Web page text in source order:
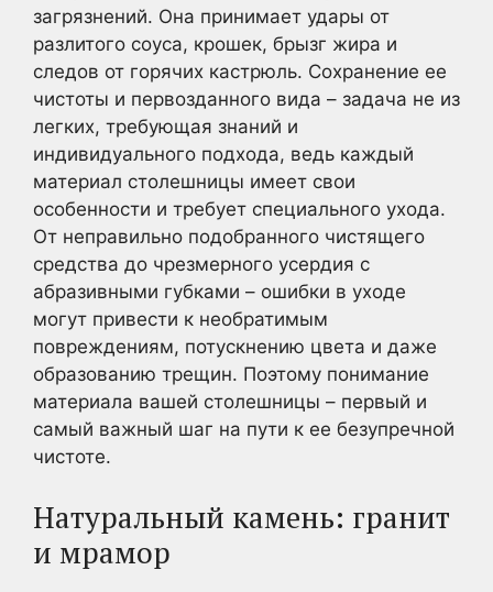
загрязнений. Она принимает удары от
разлитого соуса, крошек, брызг жира и
следов от горячих кастрюль. Сохранение ее
чистоты и первозданного вида – задача не из
легких, требующая знаний и
индивидуального подхода, ведь каждый
материал столешницы имеет свои
особенности и требует специального ухода.
От неправильно подобранного чистящего
средства до чрезмерного усердия с
абразивными губками – ошибки в уходе
могут привести к необратимым
повреждениям, потускнению цвета и даже
образованию трещин. Поэтому понимание
материала вашей столешницы – первый и
самый важный шаг на пути к ее безупречной
чистоте.
Натуральный камень: гранит
и мрамор